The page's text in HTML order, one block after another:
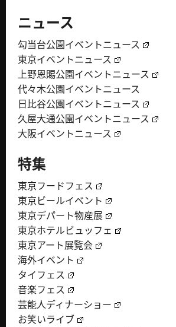
ニュース
勾当台公園イベントニュース
東京イベントニュース
上野恩賜公園イベントニュース
代々木公園イベントニュース
日比谷公園イベントニュース
久屋大通公園イベントニュース
大阪イベントニュース
特集
東京フードフェス
東京ビールイベント
東京デパート物産展
東京ホテルビュッフェ
東京アート展覧会
海外イベント
タイフェス
音楽フェス
芸能人ディナーショー
お笑いライブ